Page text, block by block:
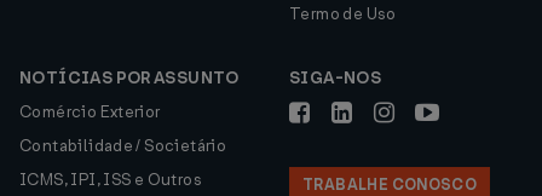
Termo de Uso
NOTÍCIAS POR ASSUNTO
Comércio Exterior
Contabilidade / Societário
ICMS, IPI, ISS e Outros
SIGA-NOS
TRABALHE CONOSCO